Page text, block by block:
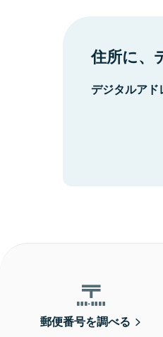
住所に、
デジタルアド
郵便番号を調べる